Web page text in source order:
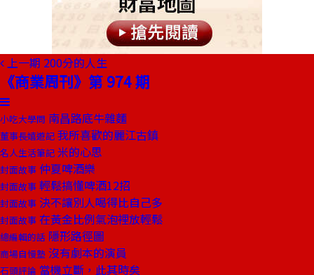
上一期 200分的人生
《商業周刊》第 974 期
小吃大學問 南昌路底牛雜麵
董事長嬉遊記 我所喜歡的麗江古鎮
名人生活筆記 米的心思
封面故事 仲夏啤酒樂
封面故事 輕鬆搞懂啤酒12招
封面故事 決不讓別人喝得比自己多
封面故事 在黃金比例氣泡裡放輕鬆
總編輯的話 隱形路徑圖
商場自慢塾 沒有劇本的演員
石頭評論 當機立斷，此其時矣